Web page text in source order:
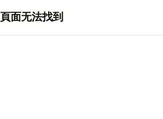
頁面无法找到